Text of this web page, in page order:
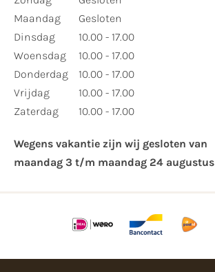
Maandag
Dinsdag
Woensdag
Donderdag
Vrijdag
Zaterdag
Gesloten
10.00 - 17.00
10.00 - 17.00
10.00 - 17.00
10.00 - 17.00
10.00 - 17.00
Wegens vakantie zijn wij gesloten van ​
maandag 3 t/m maandag 24 augustus